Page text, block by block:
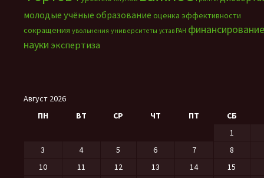
молодые учёные образование оценка эффективности
сокращения увольнения университеты устав РАН финансирование
науки экспертиза
Август 2026
ПН
ВТ СР ЧТ ПТ СБ
1
3
4 5 6 7
8
10
11 12 13 14
15